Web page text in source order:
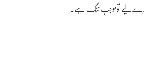
میرے لیے توموجبِ ننگ ہے۔